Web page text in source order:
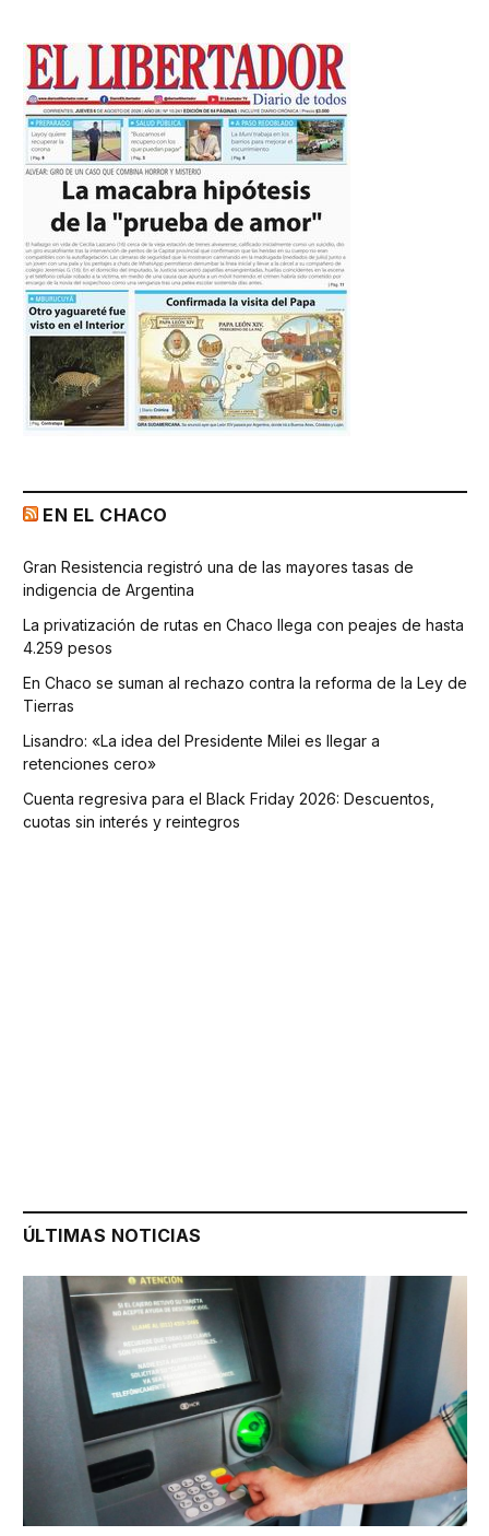
EN EL CHACO
Gran Resistencia registró una de las mayores tasas de
indigencia de Argentina
La privatización de rutas en Chaco llega con peajes de hasta
4.259 pesos
En Chaco se suman al rechazo contra la reforma de la Ley de
Tierras
Lisandro: «La idea del Presidente Milei es llegar a
retenciones cero»
Cuenta regresiva para el Black Friday 2026: Descuentos,
cuotas sin interés y reintegros
ÚLTIMAS NOTICIAS